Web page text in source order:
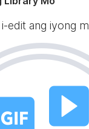
edit ang iyong